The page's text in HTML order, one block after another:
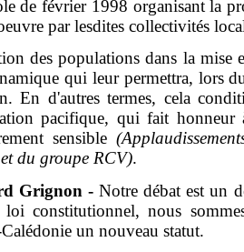
de février 1998 organisant la
par lesdites collectivités
des populations dans la mise
qui leur permettra, lors
En d'autres termes, cela
pacifique, qui fait
sensible
du groupe RCV).
Grignon - Notre débat est un
constitutionnel, nous
un nouveau statut.